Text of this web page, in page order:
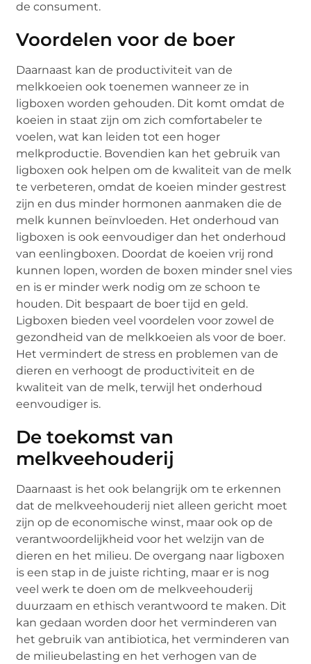
de consument.
Voordelen voor de boer
Daarnaast kan de productiviteit van de
melkkoeien ook toenemen wanneer ze in
ligboxen worden gehouden. Dit komt omdat de
koeien in staat zijn om zich comfortabeler te
voelen, wat kan leiden tot een hoger
melkproductie. Bovendien kan het gebruik van
ligboxen ook helpen om de kwaliteit van de melk
te verbeteren, omdat de koeien minder gestrest
zijn en dus minder hormonen aanmaken die de
melk kunnen beïnvloeden. Het onderhoud van
ligboxen is ook eenvoudiger dan het onderhoud
van eenlingboxen. Doordat de koeien vrij rond
kunnen lopen, worden de boxen minder snel vies
en is er minder werk nodig om ze schoon te
houden. Dit bespaart de boer tijd en geld.
Ligboxen bieden veel voordelen voor zowel de
gezondheid van de melkkoeien als voor de boer.
Het vermindert de stress en problemen van de
dieren en verhoogt de productiviteit en de
kwaliteit van de melk, terwijl het onderhoud
eenvoudiger is.
De toekomst van
melkveehouderij
Daarnaast is het ook belangrijk om te erkennen
dat de melkveehouderij niet alleen gericht moet
zijn op de economische winst, maar ook op de
verantwoordelijkheid voor het welzijn van de
dieren en het milieu. De overgang naar ligboxen
is een stap in de juiste richting, maar er is nog
veel werk te doen om de melkveehouderij
duurzaam en ethisch verantwoord te maken. Dit
kan gedaan worden door het verminderen van
het gebruik van antibiotica, het verminderen van
de milieubelasting en het verhogen van de